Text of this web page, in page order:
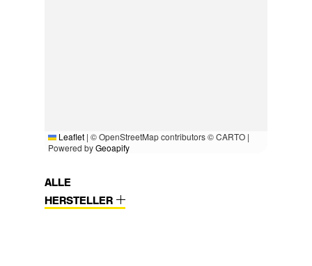
Leaflet | © OpenStreetMap contributors © CARTO |
Powered byGeoapify
ALLE
HERSTELLER